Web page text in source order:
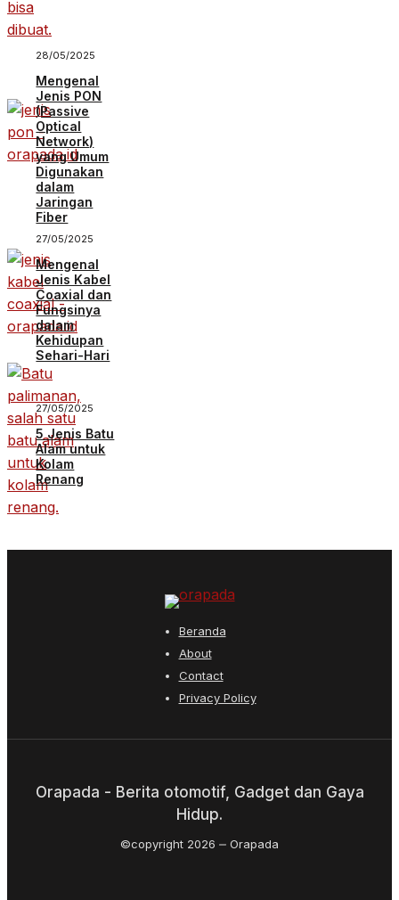
28/05/2025
Mengenal
Jenis PON
(Passive
Optical
Network)
yang Umum
Digunakan
dalam
Jaringan
Fiber
27/05/2025
Mengenal
Jenis Kabel
Coaxial dan
Fungsinya
dalam
Kehidupan
Sehari-Hari
27/05/2025
5 Jenis Batu
Alam untuk
Kolam
Renang
Beranda
About
Contact
Privacy Policy
Orapada - Berita otomotif, Gadget dan Gaya
Hidup.
©copyright 2026 Orapada